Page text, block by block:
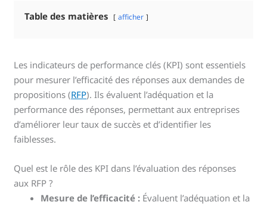
Table des matières afficher
Les indicateurs de performance clés (KPI) sont essentiels
pour mesurer l’efficacité des réponses aux demandes de
propositions (RFP). Ils évaluent l’adéquation et la
performance des réponses, permettant aux entreprises
d’améliorer leur taux de succès et d’identifier les
faiblesses.
Quel est le rôle des KPI dans l’évaluation des réponses
aux RFP ?
Mesure de l’efficacité : Évaluent l’adéquation et la